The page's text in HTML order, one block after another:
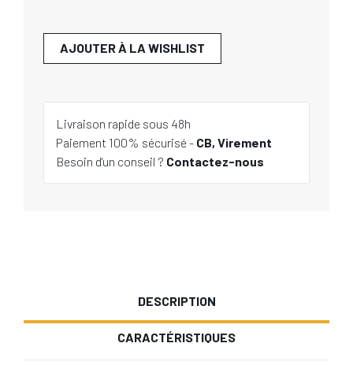
AJOUTER À LA WISHLIST
Livraison rapide sous 48h
Paiement 100% sécurisé - CB, Virement
Besoin d'un conseil ? Contactez-nous
DESCRIPTION
CARACTÉRISTIQUES